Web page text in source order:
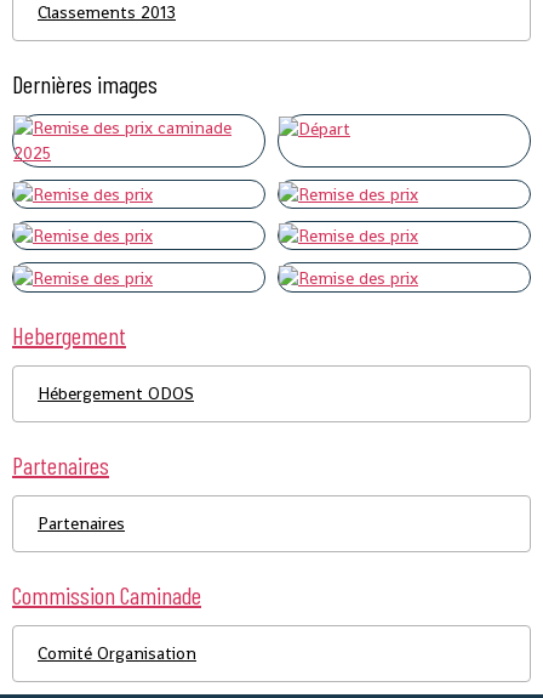
Classements 2013
Dernières images
Hebergement
Hébergement ODOS
Partenaires
Partenaires
Commission Caminade
Comité Organisation